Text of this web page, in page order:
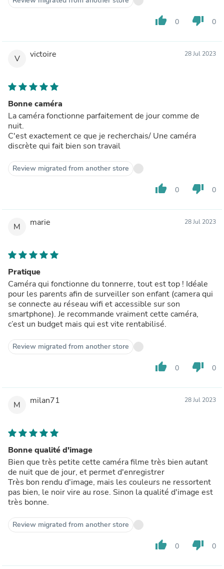
thumb_up 0 thumb_down 0
V victoire 28 Jul 2023
Bonne caméra
La caméra fonctionne parfaitement de jour comme de
nuit.
C'est exactement ce que je recherchais/ Une caméra
discrète qui fait bien son travail
Review migrated from another store
thumb_up 0 thumb_down 0
M marie 28 Jul 2023
Pratique
Caméra qui fonctionne du tonnerre, tout est top ! Idéale
pour les parents afin de surveiller son enfant (camera qui
se connecte au réseau wifi et accessible sur son
smartphone). Je recommande vraiment cette caméra,
c’est un budget mais qui est vite rentabilisé.
Review migrated from another store
thumb_up 0 thumb_down 0
M milan71 28 Jul 2023
Bonne qualité d'image
Bien que très petite cette caméra filme très bien autant
de nuit que de jour, et permet d'enregistrer
Très bon rendu d'image, mais les couleurs ne ressortent
pas bien, le noir vire au rose. Sinon la qualité d'image est
très bonne.
Review migrated from another store
thumb_up 0 thumb_down 0